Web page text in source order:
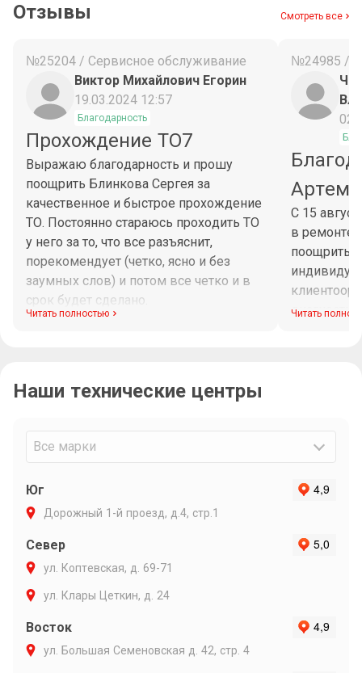
Отзывы Смотреть все
№25204 / Сервисное обслуживание
Виктор Михайлович Егорин
19.03.2024 12:57
Благодарность
Прохождение ТО7
Выражаю благодарность и прошу
поощрить Блинкова Сергея за
качественное и быстрое прохождение
ТО. Постоянно стараюсь проходить ТО
у него за то, что все разъяснит,
порекомендует (четко, ясно и без
заумных слов) и потом все четко и в
срок будет сделано.
Читать полностью
№24985 /
С 15
в ремонте
поощрить
Максиму
Читать
Наши технические центры
Все марки
Юг
Дорожный 1-й проезд, д.4, стр.1
Север
ул. Коптевская, д. 69-71
ул. Клары Цеткин, д. 24
Восток
ул. Большая Семеновская д. 42, стр. 4